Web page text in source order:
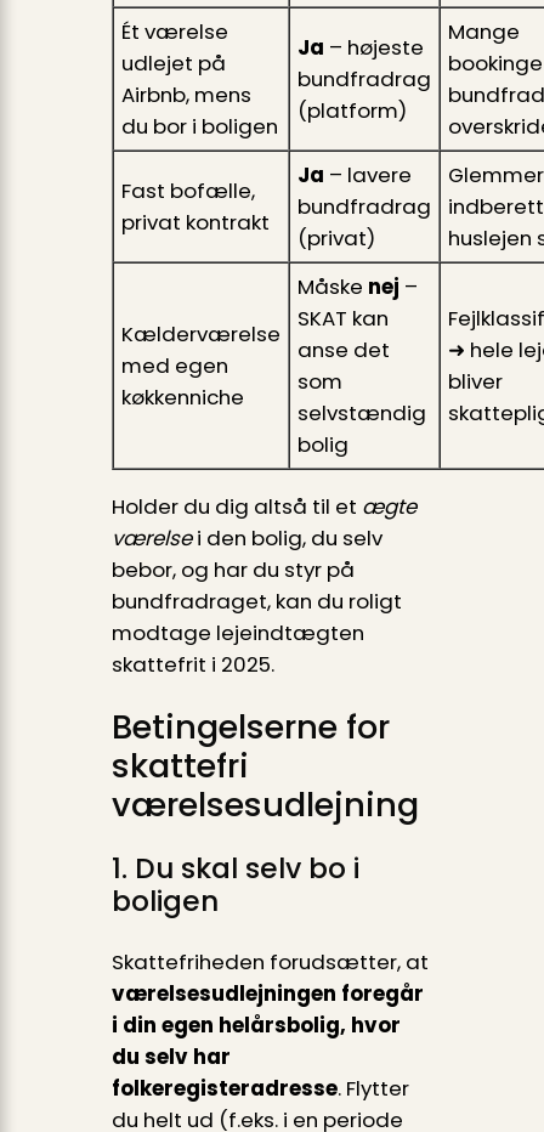
Ét værelse
udlejet på
Airbnb, mens
du bor i boligen
Ja – højeste
bundfradrag
(platform)
Mange
Fast bofælle,
privat kontrakt
Ja – lavere
bundfradrag
(privat)
huslejen
Kælderværelse
med egen
køkkenniche
Måske nej –
SKAT kan
anse det
som
selvstændig
bolig
➜ hele
bliver
Holder du dig altså til et ægte
værelsei den bolig, du selv
bebor, og har du styr på
bundfradraget, kan du roligt
modtage lejeindtægten
skattefrit i 2025.
Betingelserne for
skattefri
værelsesudlejning
1. Du skal selv bo i
boligen
Skattefriheden forudsætter, at
værelsesudlejningen foregår
i din egen helårsbolig, hvor
du selv har
folkeregisteradresse. Flytter
du helt ud (f.eks. i en periode